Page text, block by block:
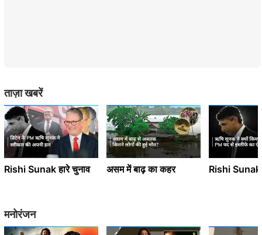
ताज़ा खबरें
Rishi Sunak हारे चुनाव असम में बाढ़ का कहर Rishi Sunak
मनोरंजन